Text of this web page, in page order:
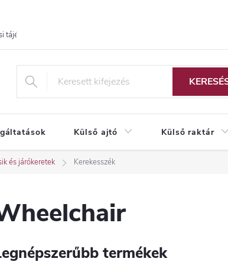
tájékoztató
Külső ajtó Külső raktár
és járókeretek Kerekesszék
termékek